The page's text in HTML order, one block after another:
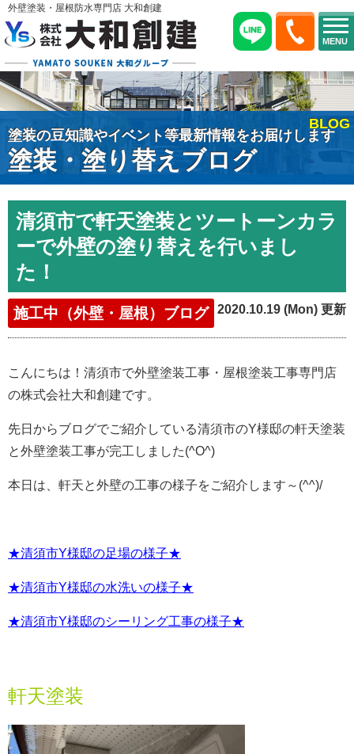
MENU
外壁塗装・屋根防水専門店 大和創建
塗装の豆知識やイベント等最新情報をお届けします
塗装・塗り替えブログ
BLOG
清須市で軒天塗装とツートーンカラ
ーで外壁の塗り替えを行いまし
た！
施工中（外壁・屋根）ブログ 2020.10.19 (Mon) 更新
こんにちは！清須市で外壁塗装工事・屋根塗装工事専門店
の株式会社大和創建です。
先日からブログでご紹介している清須市のY様邸の軒天塗装
と外壁塗装工事が完工しました(^O^)
本日は、軒天と外壁の工事の様子をご紹介します～(^^)/
★清須市Y様邸の足場の様子★
★清須市Y様邸の水洗いの様子★
★清須市Y様邸のシーリング工事の様子★
軒天塗装